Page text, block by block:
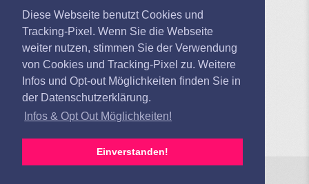
Diese Webseite benutzt Cookies und
Tracking-Pixel. Wenn Sie die Webseite
weiter nutzen, stimmen Sie der Verwendung
von Cookies und Tracking-Pixel zu. Weitere
Infos und Opt-out Möglichkeiten finden Sie in
der Datenschutzerklärung.
Infos & Opt Out Möglichkeiten!
Einverstanden!
Kommentare-Feed
Google Analytics deaktivieren